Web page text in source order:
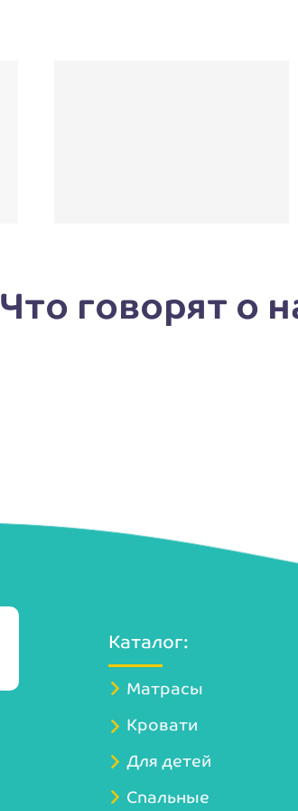
Что говорят о
Спальные
Каталог:
Кровати
Для детей
Матрасы